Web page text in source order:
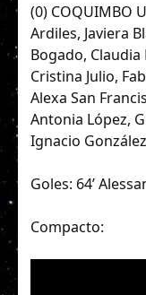
(0) COQUIMBO
Ardiles, Javiera
Bogado,
Cristina Julio,
Alexa San
Antonia López,
Ignacio
Goles: 64’
Compacto: